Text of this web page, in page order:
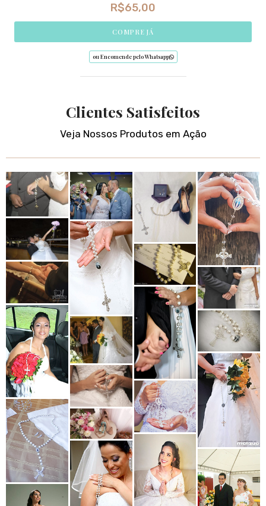
R$65,00
COMPRE JÁ
ou Encomende pelo Whatsapp
Clientes Satisfeitos
Veja Nossos Produtos em Ação